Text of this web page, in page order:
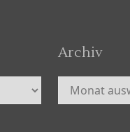
Archiv
Archiv